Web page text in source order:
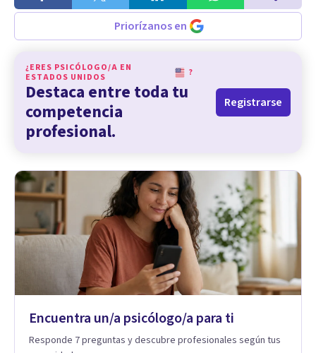
Priorízanos en
¿ERES PSICÓLOGO/A EN
ESTADOS UNIDOS
?
Destaca entre toda tu
competencia
profesional.
Registrarse
Encuentra un/a psicólogo/a para ti
Responde 7 preguntas y descubre profesionales según tus